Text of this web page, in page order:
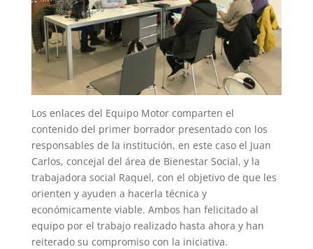
Los enlaces del Equipo Motor comparten el
contenido del primer borrador presentado con los
responsables de la institución, en este caso el Juan
Carlos, concejal del área de Bienestar Social, y la
trabajadora social Raquel, con el objetivo de que les
orienten y ayuden a hacerla técnica y
económicamente viable. Ambos han felicitado al
equipo por el trabajo realizado hasta ahora y han
reiterado su compromiso con la iniciativa.